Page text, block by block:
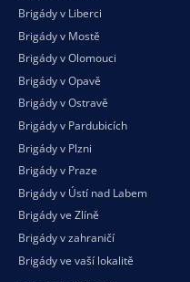
Brigády v Liberci
Brigády v Mostě
Brigády v Olomouci
Brigády v Opavě
Brigády v Ostravě
Brigády v Pardubicích
Brigády v Plzni
Brigády v Praze
Brigády v Ústí nad Labem
Brigády ve Zlíně
Brigády v zahraničí
Brigády ve vaší lokalitě